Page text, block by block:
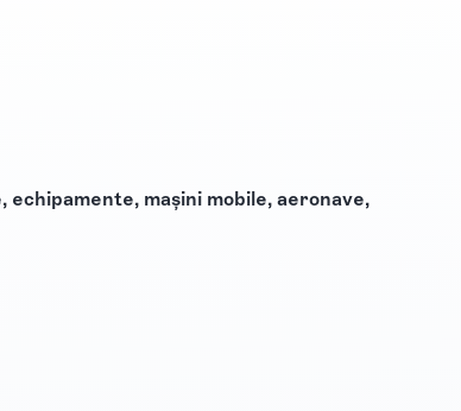
mașini mobile, aeronave,